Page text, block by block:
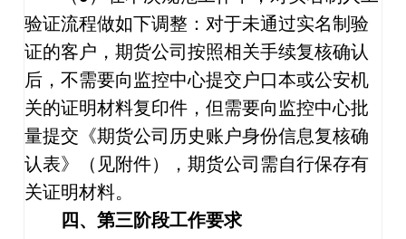
验证流程做如下调整：对于未通过实名制验
证的客户，期货公司按照相关手续复核确认
后，不需要向监控中心提交户口本或公安机
关的证明材料复印件，但需要向监控中心批
量提交《期货公司历史账户身份信息复核确
认表》（见附件），期货公司需自行保存有
关证明材料。
四、第三阶段工作要求